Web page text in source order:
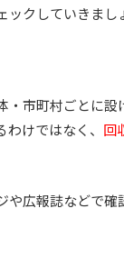
ックしていきまし
市町村ごとに
けではなく、 回
や広報誌などで確